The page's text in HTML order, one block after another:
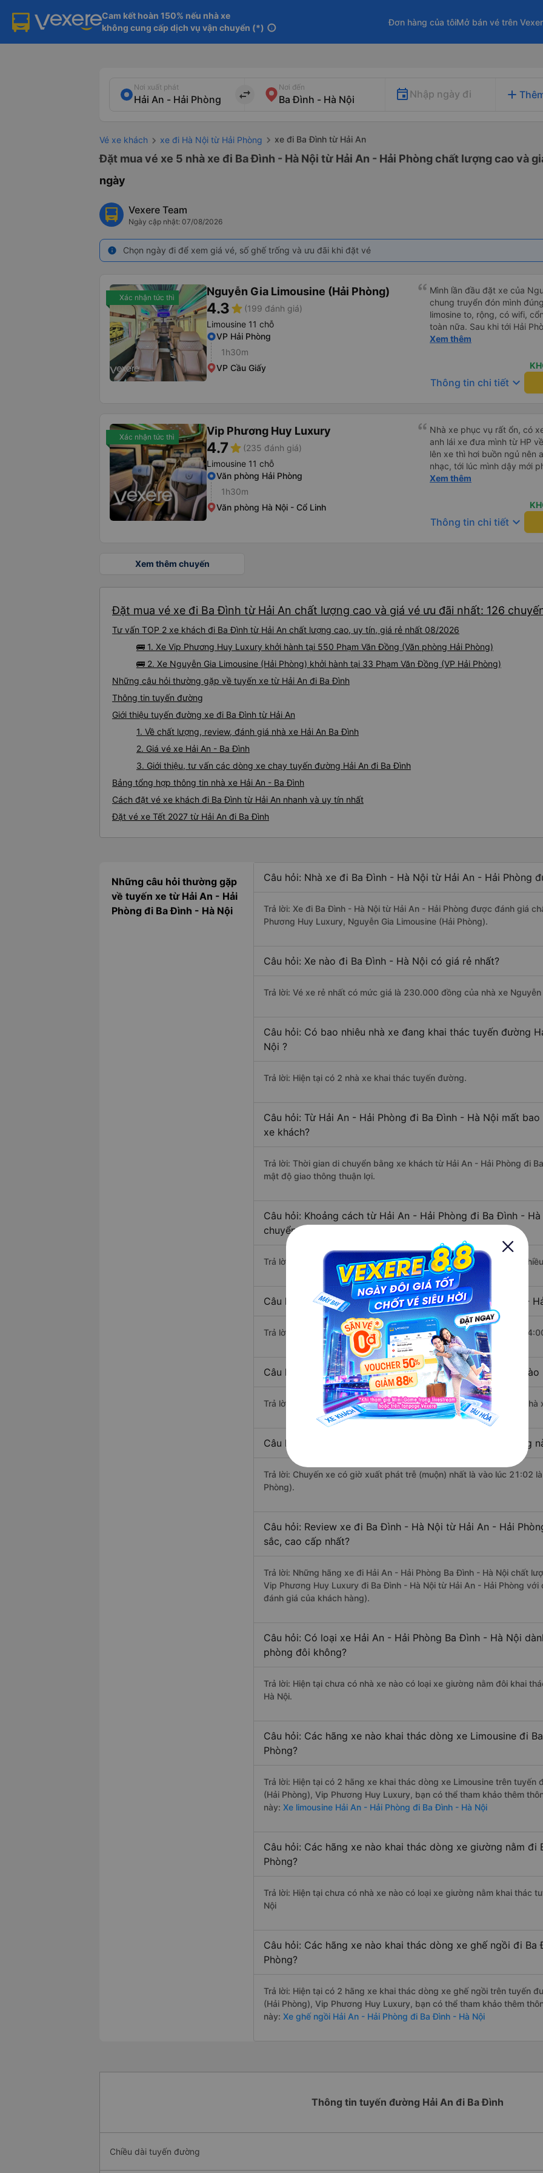
Cam kết hoàn 150% nếu nhà xe
không cung cấp dịch vụ vận chuyển (*) info
Đơn hàng của tôiMở bán vé trên
Nơi xuất phát
import_export
Nơi đến
Nhập ngày đi add
Vé xe khách xe đi Hà Nội từ Hải Phòng xe đi Ba Đình từ Hải An
Đặt mua vé xe 5 nhà xe đi Ba Đình - Hà Nội từ Hải An - Hải Phòng chất lượng cao và
ngày
Vexere Team
Ngày cập nhật: 07/08/2026
info Chọn ngày đi để xem giá vé, số ghế trống và ưu đãi khi đặt vé
Xác nhận tức thì Nguyễn Gia Limousine (Hải Phòng)
4.3star (199 đánh giá)
Limousine 11 chỗ
VP Hải Phòng
1h30m
VP Cầu Giấy
Mình lần đầu đặt xe của
chung truyển đón mình đúng
limosine to, rộng, có wifi,
toàn nữa. Sau khi tới Hải
trung chuyển ( vf6) sạch sẽ,
Xem thêm
Thông tin chi tiết keyboard_arrow_down
Xác nhận tức thì Vip Phương Huy Luxury
4.7star (235 đánh giá)
Limousine 11 chỗ
Văn phòng Hải Phòng
1h30m
Văn phòng Hà Nội - Cổ Linh
Nhà xe phục vụ rất ổn, có
anh lái xe đưa mình từ HP
lên xe thì hơi buồn ngủ nên
nhạc, tới lúc mình dậy mới
thì anh đã ngay lập tức gọi
đó. Cảm ơn anh và nhà xe
Xem thêm
Thông tin chi tiết keyboard_arrow_down
Xem thêm chuyến
Đặt mua vé xe đi Ba Đình từ Hải An chất lượng cao và giá vé ưu đãi nhất: 126
Tư vấn TOP 2 xe khách đi Ba Đình từ Hải An chất lượng cao, uy tín, giá rẻ nhất 08/2026
🚌 1. Xe Vip Phương Huy Luxury khởi hành tại 550 Phạm Văn Đồng (Văn phòng Hải Phòng)
🚌 2. Xe Nguyễn Gia Limousine (Hải Phòng) khởi hành tại 33 Phạm Văn Đồng (VP Hải Phòng)
Những câu hỏi thường gặp về tuyến xe từ Hải An đi Ba Đình
Thông tin tuyến đường
Giới thiệu tuyến đường xe đi Ba Đình từ Hải An
1. Về chất lượng, review, đánh giá nhà xe Hải An Ba Đình
2. Giá vé xe Hải An - Ba Đình
3. Giới thiệu, tư vấn các dòng xe chạy tuyến đường Hải An đi Ba Đình
Bảng tổng hợp thông tin nhà xe Hải An - Ba Đình
Cách đặt vé xe khách đi Ba Đình từ Hải An nhanh và uy tín nhất
Đặt vé xe Tết 2027 từ Hải An đi Ba Đình
Những câu hỏi thường gặp
về tuyến xe từ Hải An - Hải
Phòng đi Ba Đình - Hà Nội
Câu hỏi: Nhà xe đi Ba Đình - Hà Nội từ Hải An - Hải Phòng
Trả lời: Xe đi Ba Đình - Hà Nội từ Hải An - Hải Phòng được đánh giá
Phương Huy Luxury, Nguyễn Gia Limousine (Hải Phòng).
Câu hỏi: Xe nào đi Ba Đình - Hà Nội có giá rẻ nhất?
Trả lời: Vé xe rẻ nhất có mức giá là 230.000 đồng của nhà xe Nguyễn
Câu hỏi: Có bao nhiêu nhà xe đang khai thác tuyến đường
Nội ?
Trả lời: Hiện tại có 2 nhà xe khai thác tuyến đường.
Câu hỏi: Từ Hải An - Hải Phòng đi Ba Đình - Hà Nội mất
xe khách?
Trả lời: Thời gian di chuyển bằng xe khách từ Hải An - Hải Phòng đi
mật độ giao thông thuận lợi.
Câu hỏi: Khoảng cách từ Hải An - Hải Phòng đi Ba Đình -
chuyển bằng xe khách?
Trả lời: Đoạn đường đi Ba Đình - Hà Nội từ Hải An - Hải Phòng có
Câu hỏi: Mỗi ngày có bao nhiêu chuyến xe khách Hải An -
Trả lời: Trung bình mỗi ngày có khoảng 126 chuyến xe bắt đầu từ
Câu hỏi: Nhà xe đi Hải An - Hải Phòng Ba Đình - Hà Nội nào
Trả lời: Chuyến xe có giờ xuất phát sớm nhất vào lúc 4:00 là của nhà
Câu hỏi: Nhà xe đi Ba Đình - Hà Nội từ Hải An - Hải Phòng
Trả lời: Chuyến xe có giờ xuất phát trễ (muộn) nhất là vào lúc 21:02
Phòng).
Câu hỏi: Review xe đi Ba Đình - Hà Nội từ Hải An - Hải
sắc, cao cấp nhất?
Trả lời: Những hãng xe đi Hải An - Hải Phòng Ba Đình - Hà Nội chất
Vip Phương Huy Luxury đi Ba Đình - Hà Nội từ Hải An - Hải Phòng
đánh giá của khách hàng).
Câu hỏi: Có loại xe Hải An - Hải Phòng Ba Đình - Hà Nội
phòng đôi không?
Trả lời: Hiện tại chưa có nhà xe nào có loại xe giường nằm đôi khai
Hà Nội.
Câu hỏi: Các hãng xe nào khai thác dòng xe Limousine đi
Phòng?
Trả lời: Hiện tại có 2 hãng xe khai thác dòng xe Limousine trên tuyến
(Hải Phòng), Vip Phương Huy Luxury, bạn có thể tham khảo thêm
này: Xe limousine Hải An - Hải Phòng đi Ba Đình - Hà Nội
Câu hỏi: Các hãng xe nào khai thác dòng xe giường nằm
Phòng?
Trả lời: Hiện tại chưa có nhà xe nào có loại xe giường nằm khai thác
Nội
Câu hỏi: Các hãng xe nào khai thác dòng xe ghế ngồi đi
Phòng?
Trả lời: Hiện tại có 2 hãng xe khai thác dòng xe ghế ngồi trên tuyến
(Hải Phòng), Vip Phương Huy Luxury, bạn có thể tham khảo thêm
này: Xe ghế ngồi Hải An - Hải Phòng đi Ba Đình - Hà Nội
Thông tin tuyến đường Hải An đi Ba Đình
Chiều dài tuyến đường